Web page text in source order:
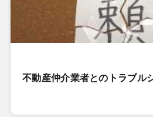
不動産仲介業者とのトラブル